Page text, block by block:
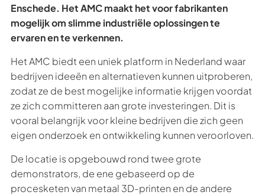
Enschede. Het AMC maakt het voor fabrikanten
mogelijk om slimme industriële oplossingen te
ervaren en te verkennen.
Het AMC biedt een uniek platform in Nederland waar
bedrijven ideeën en alternatieven kunnen uitproberen,
zodat ze de best mogelijke informatie krijgen voordat
ze zich committeren aan grote investeringen. Dit is
vooral belangrijk voor kleine bedrijven die zich geen
eigen onderzoek en ontwikkeling kunnen veroorloven.
De locatie is opgebouwd rond twee grote
demonstrators, de ene gebaseerd op de
procesketen van metaal 3D-printen en de andere